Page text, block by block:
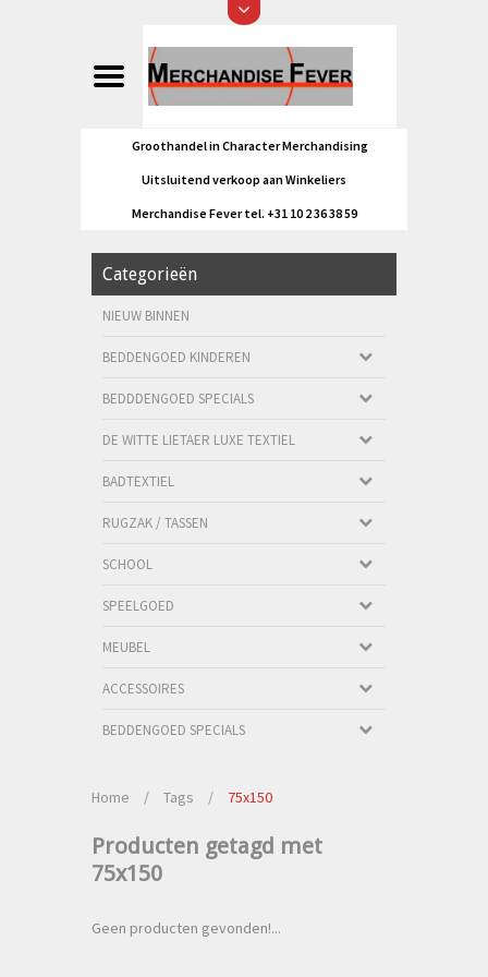
Groothandel in Character Merchandising
Uitsluitend verkoop aan Winkeliers
Merchandise Fever tel. +31 10 2 36 38 59
Categorieën
NIEUW BINNEN
BEDDENGOED KINDEREN
BEDDDENGOED SPECIALS
DE WITTE LIETAER LUXE TEXTIEL
BADTEXTIEL
RUGZAK / TASSEN
SCHOOL
SPEELGOED
MEUBEL
ACCESSOIRES
BEDDENGOED SPECIALS
Home / Tags / 75x150
Producten getagd met
75x150
Geen producten gevonden!...